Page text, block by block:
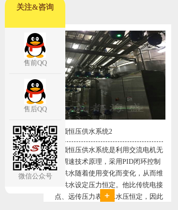
电机无
环控制
从而维
交流伺服控制系统1
西门子、三菱、安川、松下交流伺服
驱动装置/可编程序控制器S7-300/工
控机及组态软件WINCC。机床行业
由于其控制精度普遍使用交流伺服控
制装置。图为我公司设计生产的机床
关注&咨询
售前QQ
售后QQ
微信公众号